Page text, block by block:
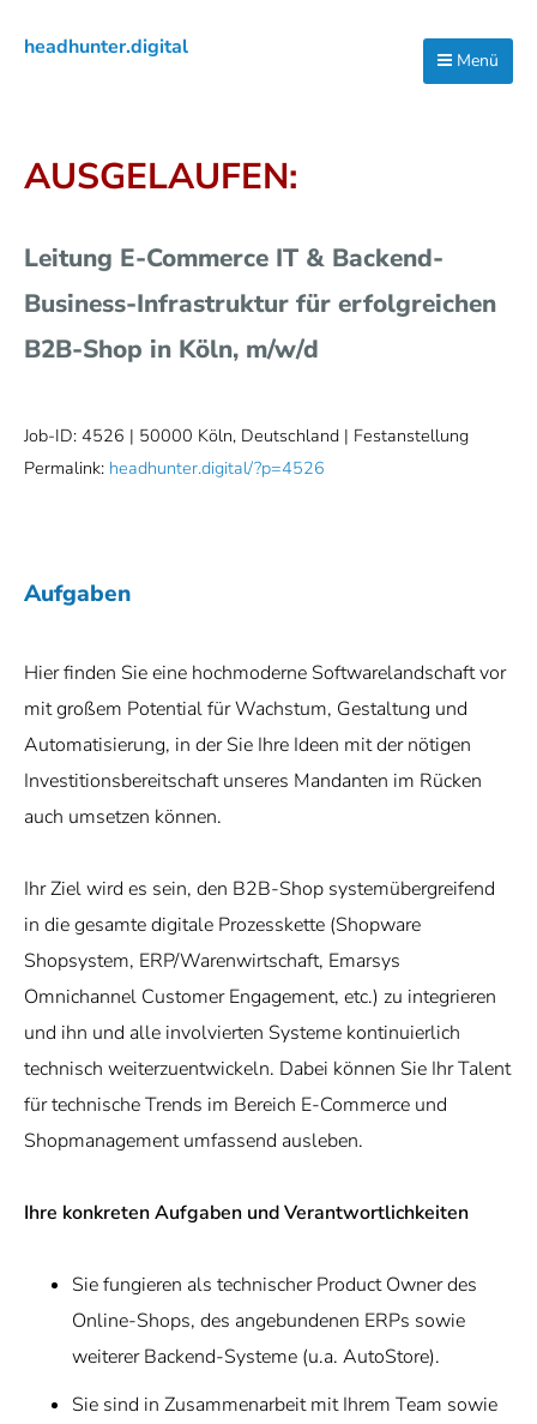
Hauptnavigation
Inhalt
Seitenspalte
headhunter.digital
Menü
AUSGELAUFEN:
Leitung E-Commerce IT & Backend-
Business-Infrastruktur für erfolgreichen
B2B-Shop in Köln, m/w/d
Job-ID: 4526 | 50000 Köln, Deutschland | Festanstellung
Permalink: headhunter.digital/?p=4526
Aufgaben
Hier finden Sie eine hochmoderne Softwarelandschaft vor
mit großem Potential für Wachstum, Gestaltung und
Automatisierung, in der Sie Ihre Ideen mit der nötigen
Investitionsbereitschaft unseres Mandanten im Rücken
auch umsetzen können.
Ihr Ziel wird es sein, den B2B-Shop systemübergreifend
in die gesamte digitale Prozesskette (Shopware
Shopsystem, ERP/Warenwirtschaft, Emarsys
Omnichannel Customer Engagement, etc.) zu integrieren
und ihn und alle involvierten Systeme kontinuierlich
technisch weiterzuentwickeln. Dabei können Sie Ihr Talent
für technische Trends im Bereich E-Commerce und
Shopmanagement umfassend ausleben.
Ihre konkreten Aufgaben und Verantwortlichkeiten
Sie fungieren als technischer Product Owner des
Online-Shops, des angebundenen ERPs sowie
weiterer Backend-Systeme (u.a. AutoStore).
Sie sind in Zusammenarbeit mit Ihrem Team sowie